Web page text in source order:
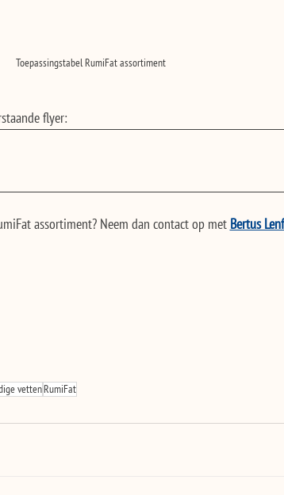
Toepassingstabel RumiFat assortiment
flyer:
assortiment? Neem dan contact op met Bertus
vettenRumiFat